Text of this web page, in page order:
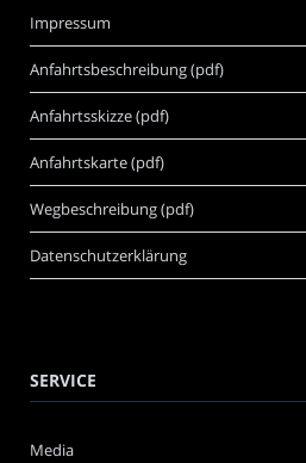
Impressum
Anfahrtsbeschreibung (pdf)
Anfahrtsskizze (pdf)
Anfahrtskarte (pdf)
Wegbeschreibung (pdf)
Datenschutzerklärung
SERVICE
Media